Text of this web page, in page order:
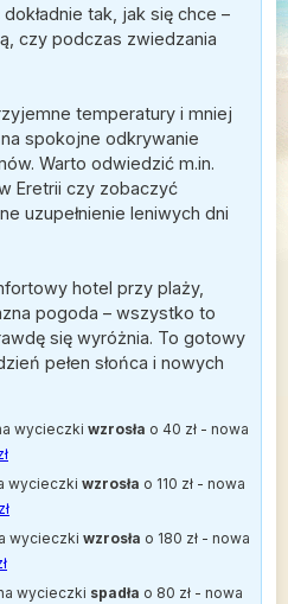
tak, jak się chce –
czy podczas zwiedzania
temperatury i mniej
spokojne odkrywanie
Warto odwiedzić m.in.
Eretrii czy zobaczyć
uzupełnienie leniwych dni
hotel przy plaży,
pogoda – wszystko to
się wyróżnia. To gotowy
pełen słońca i nowych
wycieczki wzrosła o 40 zł - nowa
wycieczki wzrosła o 110 zł - nowa
wycieczki wzrosła o 180 zł - nowa
wycieczki spadła o 80 zł - nowa